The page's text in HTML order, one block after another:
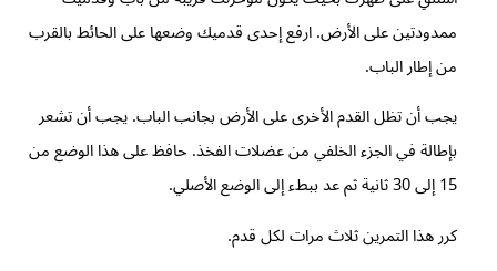
ممدودتين على الأرض. ارفع إحدى قدميك وضعها على الحائط بالقرب
من إطار الباب.
يجب أن تظل القدم الأخرى على الأرض بجانب الباب. يجب أن تشعر
بإطالة في الجزء الخلفي من عضلات الفخذ. حافظ على هذا الوضع من
15 إلى 30 ثانية ثم عد ببطء إلى الوضع الأصلي.
كرر هذا التمرين ثلاث مرات لكل قدم.